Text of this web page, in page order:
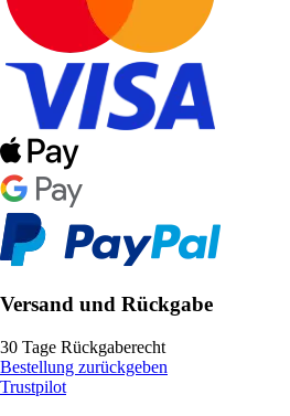
Versand und Rückgabe
30 Tage Rückgaberecht
Bestellung zurückgeben
Trustpilot